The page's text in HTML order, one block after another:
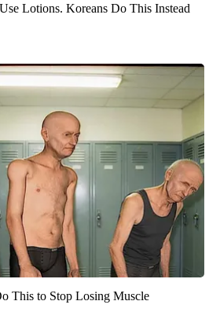
Lotions. Koreans Do This Instead
This to Stop Losing Muscle